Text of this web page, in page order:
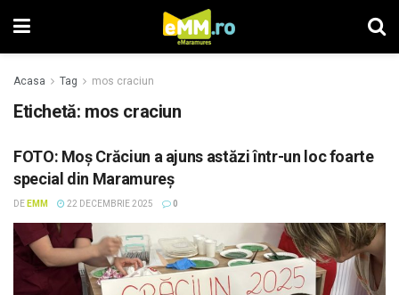
Acasa Tag mos craciun
Etichetă: mos craciun
FOTO: Moș Crăciun a ajuns astăzi într-un loc foarte
special din Maramureș
DE EMM 22 DECEMBRIE 2025 0